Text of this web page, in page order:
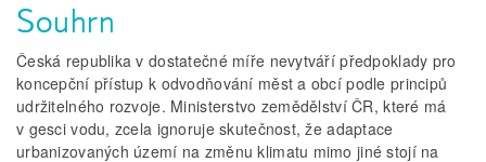
Souhrn
Česká republika v dostatečné míře nevytváří předpoklady pro
koncepční přístup k odvodňování měst a obcí podle principů
udržitelného rozvoje. Ministerstvo zemědělství ČR, které má
v gesci vodu, zcela ignoruje skutečnost, že adaptace
urbanizovaných území na změnu klimatu mimo jiné stojí na